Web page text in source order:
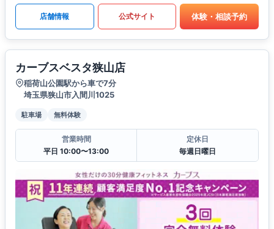
店舗情報 公式サイト 体験・相談予約
カーブスベスタ狭山店
稲荷山公園駅から車で7分
埼玉県狭山市入間川1025
駐車場 無料体験
営業時間
平日 10:00〜13:00
定休日
毎週日曜日